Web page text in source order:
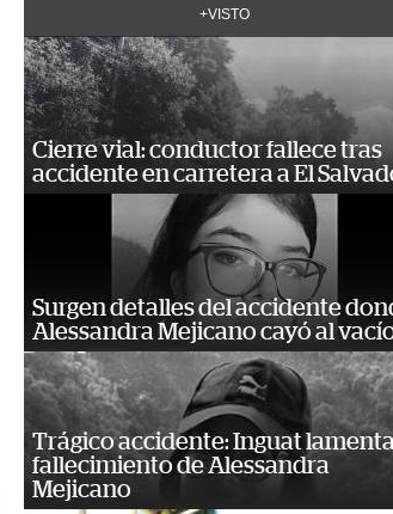
+VISTO
Cierre vial: conductor fallece tras
accidente en carretera a El
Surgen detalles del accidente
Alessandra Mejicano cayó al
Trágico accidente: Inguat
fallecimiento de Alessandra
Mejicano